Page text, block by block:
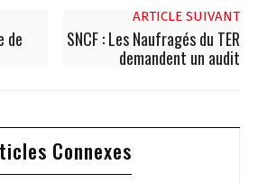
de
ARTICLE SUIVANT
SNCF : Les Naufragés du TER
demandent un audit
Connexes